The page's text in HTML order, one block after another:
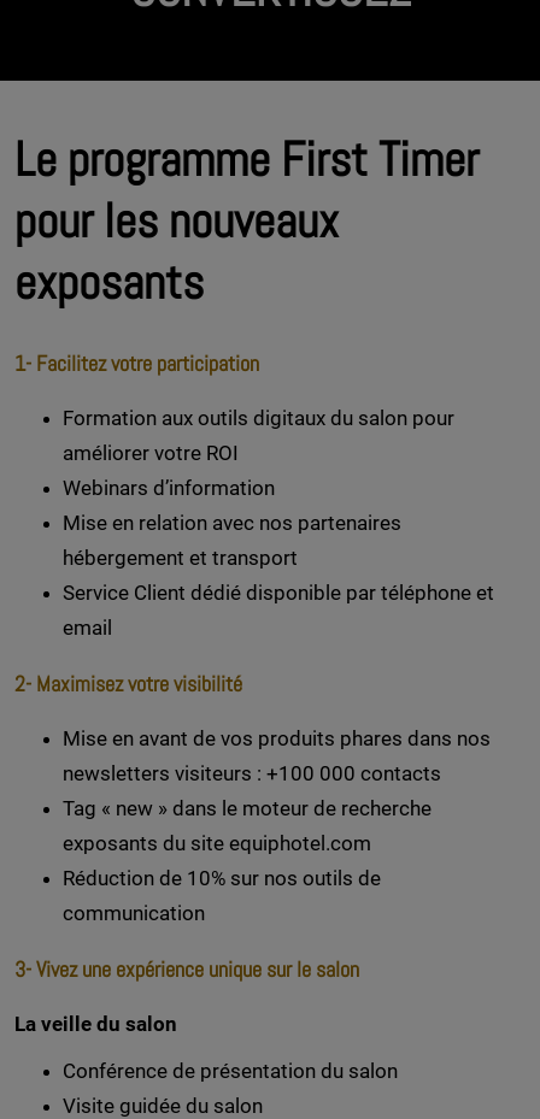
Le programme First Timer
pour les nouveaux
exposants
1- Facilitez votre participation
Formation aux outils digitaux du salon pour
améliorer votre ROI
Webinars d’information
Mise en relation avec nos partenaires
hébergement et transport
Service Client dédié disponible par téléphone et
email
2- Maximisez votre visibilité
Mise en avant de vos produits phares dans nos
newsletters visiteurs : +100 000 contacts
Tag « new » dans le moteur de recherche
exposants du site equiphotel.com
Réduction de 10% sur nos outils de
communication
3- Vivez une expérience unique sur le salon
La veille du salon
Conférence de présentation du salon
Visite guidée du salon